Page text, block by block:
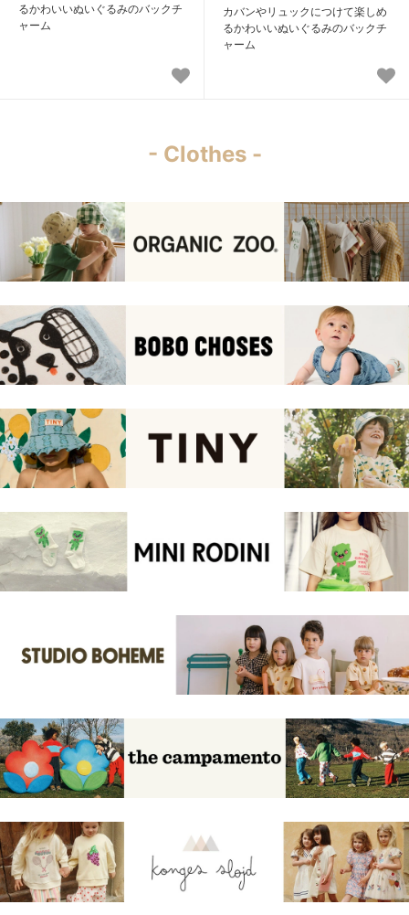
るかわいいぬいぐるみのバックチ
ャーム
カバンやリュックにつけて楽しめ
るかわいいぬいぐるみのバックチ
ャーム
- Clothes -